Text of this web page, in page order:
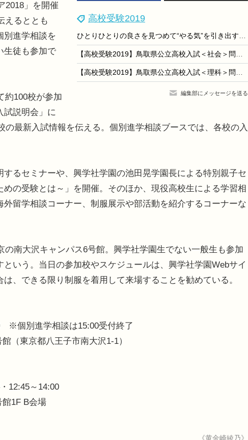
高校受験2019
ひとりひとりの良さを見つめて“やる気”を引き出すスクールIE
【高校受験2019】鳥取県公立高校入試＜社会＞問題・正答
【高校受験2019】鳥取県公立高校入試＜理科＞問題・正答
編集部にメッセージを送る
2018」を開催
えるととも
別進学相談を
生徒も参加で
約100校が参加
試説明会」に
の最新入試情報を伝える。個別進学相談ブースでは、各校の入
るセミナーや、興学社学園の池田晃学園長による特別親子セ
の受験とは～」を開催。そのほか、現役高校生による学習相
留学相談コーナー、制服展示や部活動を紹介するコーナーな
南大沢キャンパス6号館。興学社学園生でない一般生も参加
いう。当日の参加校やスケジュールは、興学社学園Webサイ
、できる限り制服を着用して来場することを勧めている。
※個別進学相談は15:00受付終了
（東京都八王子市南大沢1-1）
12:45～14:00
1F B会場
《黄金崎綾乃》